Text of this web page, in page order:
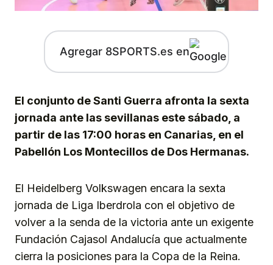
Agregar 8SPORTS.es en
El conjunto de Santi Guerra afronta la sexta
jornada ante las sevillanas este sábado, a
partir de las 17:00 horas en Canarias, en el
Pabellón Los Montecillos de Dos Hermanas.
El Heidelberg Volkswagen encara la sexta
jornada de Liga Iberdrola con el objetivo de
volver a la senda de la victoria ante un exigente
Fundación Cajasol Andalucía que actualmente
cierra la posiciones para la Copa de la Reina.